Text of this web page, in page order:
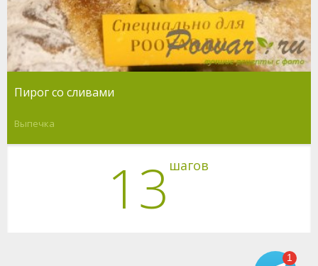
Пирог со сливами
Выпечка
13 шагов
1